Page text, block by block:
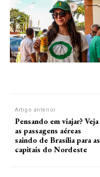
Artigo anterior
Pensando em viajar? Veja
as passagens aéreas
saindo de Brasília para as
capitais do Nordeste